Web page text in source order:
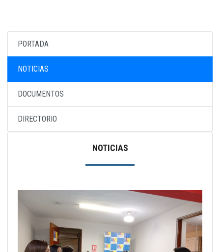
AGENDA
CAMPAÑAS
PORTADA
NOTICIAS
DOCUMENTOS
DIRECTORIO
NOTICIAS